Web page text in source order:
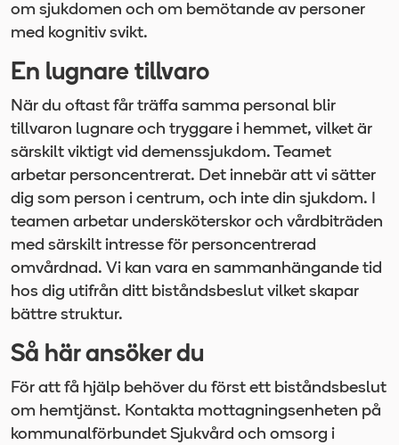
om sjukdomen och om bemötande av personer
med kognitiv svikt.
En lugnare tillvaro
När du oftast får träffa samma personal blir
tillvaron lugnare och tryggare i hemmet, vilket är
särskilt viktigt vid demenssjukdom. Teamet
arbetar personcentrerat. Det innebär att vi sätter
dig som person i centrum, och inte din sjukdom. I
teamen arbetar undersköterskor och vårdbiträden
med särskilt intresse för personcentrerad
omvårdnad. Vi kan vara en sammanhängande tid
hos dig utifrån ditt biståndsbeslut vilket skapar
bättre struktur.
Så här ansöker du
För att få hjälp behöver du först ett biståndsbeslut
om hemtjänst. Kontakta mottagningsenheten på
kommunalförbundet Sjukvård och omsorg i